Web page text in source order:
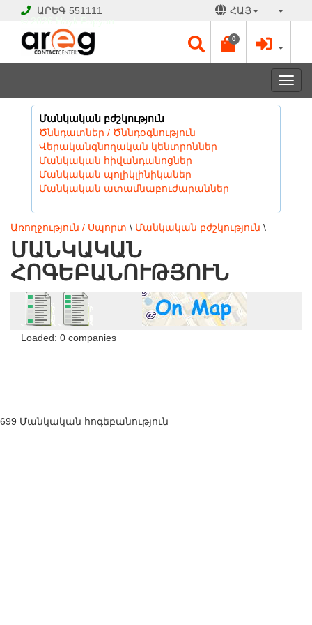
ԱՐԵԳ 551111 ՀԱՅ
0
Մանկական բժշկություն
Ծննդատներ / Ծննդօգնություն
Վերականգնողական կենտրոններ
Մանկական հիվանդանոցներ
Մանկական պոլիկլինիկաներ
Մանկական ատամնաբուժարաններ
Առողջություն / Սպորտ \ Մանկական բժշկություն \
ՄԱՆԿԱԿԱՆ
ՀՈԳԵԲԱՆՈՒԹՅՈՒՆ
Loaded: 0 companies
699 Մանկական հոգեբանություն